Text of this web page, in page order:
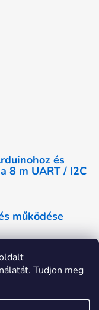
Tudjon meg
és
8 m UART / I2C
működése